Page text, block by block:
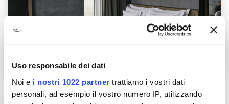
Uso responsabile dei dati
Noi e i nostri 1022 partner trattiamo i vostri dati
personali, ad esempio il vostro numero IP, utilizzando